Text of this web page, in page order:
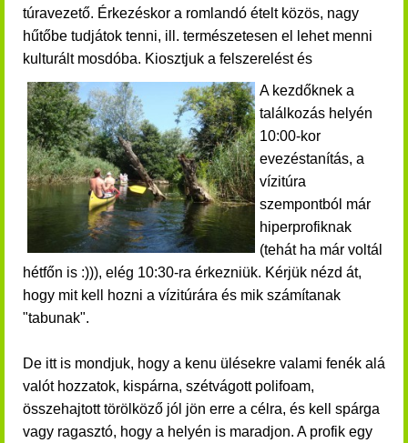
túravezető. Érkezéskor a romlandó ételt közös, nagy
hűtőbe tudjátok tenni, ill. természetesen el lehet menni
kulturált mosdóba. Kiosztjuk a felszerelést és
A kezdőknek a
találkozás helyén
10:00-kor
evezéstanítás, a
vízitúra
szempontból már
hiperprofiknak
(tehát ha már voltál
hétfőn is :))), elég 10:30-ra érkezniük. Kérjük nézd át,
hogy mit kell hozni a vízitúrára és mik számítanak
"tabunak".
De itt is mondjuk, hogy a kenu ülésekre valami fenék alá
valót hozzatok, kispárna, szétvágott polifoam,
összehajtott törölköző jól jön erre a célra, és kell spárga
vagy ragasztó, hogy a helyén is maradjon. A profik egy